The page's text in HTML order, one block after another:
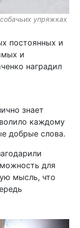
упряжках
постоянных и
и
наградил
знает
каждому
добрые слова.
для
мысль, что